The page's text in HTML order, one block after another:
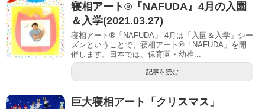
寝相アート®『NAFUDA』4月の入園
＆入学(2021.03.27)
寝相アート®「NAFUDA」 4月は「入園＆入学」シー
ズンということで、寝相アート®「NAFUDA」を開
催します。日本では、保育園・幼稚...
記事を読む
巨大寝相アート「クリスマス」